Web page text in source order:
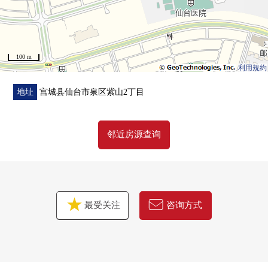
利用規約
100 m
地址 宫城县仙台市泉区紫山2丁目
邻近房源查询
最受关注 咨询方式